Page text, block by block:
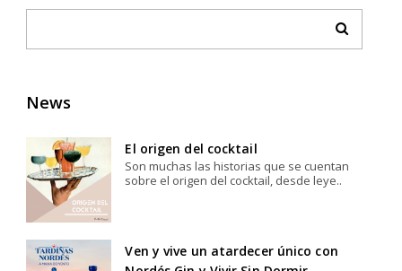
News
El origen del cocktail
Son muchas las historias que se cuentan
sobre el origen del cocktail, desde leye..
Ven y vive un atardecer único con